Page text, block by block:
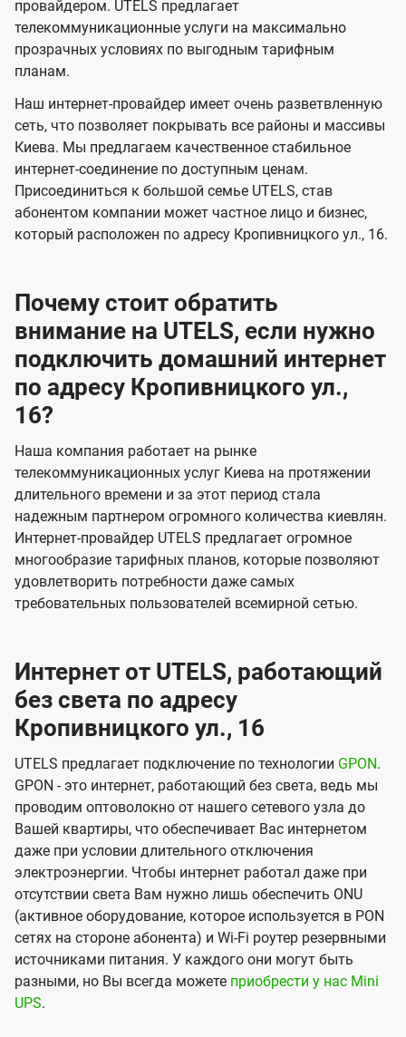
s
и
д
е
н
и
я
д
е
и
я
провайдером. UTELS предлагает
телекоммуникационные услуги на максимально
прозрачных условиях по выгодным тарифным
планам.
Наш интернет-провайдер имеет очень разветвленную
сеть, что позволяет покрывать все районы и массивы
Киева. Мы предлагаем качественное стабильное
интернет-соединение по доступным ценам.
Присоединиться к большой семье UTELS, став
абонентом компании может частное лицо и бизнес,
который расположен по адресу Кропивницкого ул., 16.
Почему стоит обратить
внимание на UTELS, если нужно
подключить домашний интернет
по адресу Кропивницкого ул.,
16?
Наша компания работает на рынке
телекоммуникационных услуг Киева на протяжении
длительного времени и за этот период стала
надежным партнером огромного количества киевлян.
Интернет-провайдер UTELS предлагает огромное
многообразие тарифных планов, которые позволяют
удовлетворить потребности даже самых
требовательных пользователей всемирной сетью.
Интернет от UTELS, работающий
без света по адресу
Кропивницкого ул., 16
UTELS предлагает подключение по технологии GPON.
GPON - это интернет, работающий без света, ведь мы
проводим оптоволокно от нашего сетевого узла до
Вашей квартиры, что обеспечивает Вас интернетом
даже при условии длительного отключения
электроэнергии. Чтобы интернет работал даже при
отсутствии света Вам нужно лишь обеспечить ONU
(активное оборудование, которое используется в PON
сетях на стороне абонента) и Wi-Fi роутер резервными
источниками питания. У каждого они могут быть
разными, но Вы всегда можете приобрести у нас Mini
UPS.